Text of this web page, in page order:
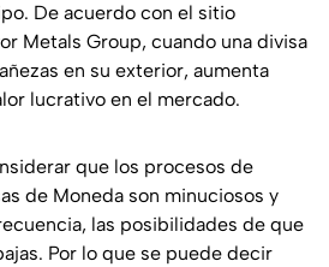
De acuerdo con el sitio
Metals Group, cuando una divisa
en su exterior, aumenta
lucrativo en el mercado.
que los procesos de
de Moneda son minuciosos y
las posibilidades de que
Por lo que se puede decir